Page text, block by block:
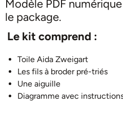
Modèle PDF
le package.
Le kit comprend :
Toile Aida Zweigart
Les fils à broder pré-triés
Une aiguille
Diagramme avec